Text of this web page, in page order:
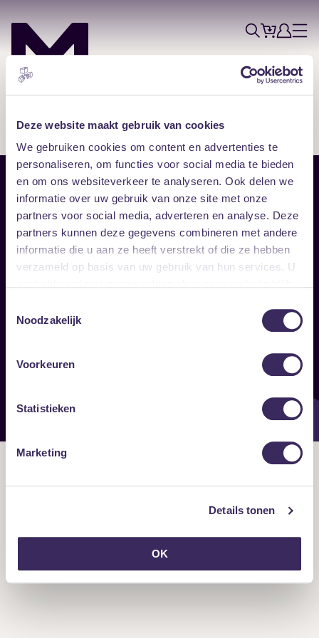
Deze website maakt gebruik van cookies
We gebruiken cookies om content en advertenties te
personaliseren, om functies voor social media te bieden
en om ons websiteverkeer te analyseren. Ook delen we
informatie over uw gebruik van onze site met onze
partners voor social media, adverteren en analyse. Deze
partners kunnen deze gegevens combineren met andere
informatie die u aan ze heeft verstrekt of die ze hebben
verzameld op basis van uw gebruik van hun services. U
Noodzakelijk
Voorkeuren
Statistieken
Marketing
Details tonen
OK
ZoekTicketsAccount
Menu
Sitemap
Home
Vrijwilligers
Verhuur
Disclaimer
Toegankelijkheid
Privacy & cookies
Follow
Onze nieuwsbrief ontvangen?